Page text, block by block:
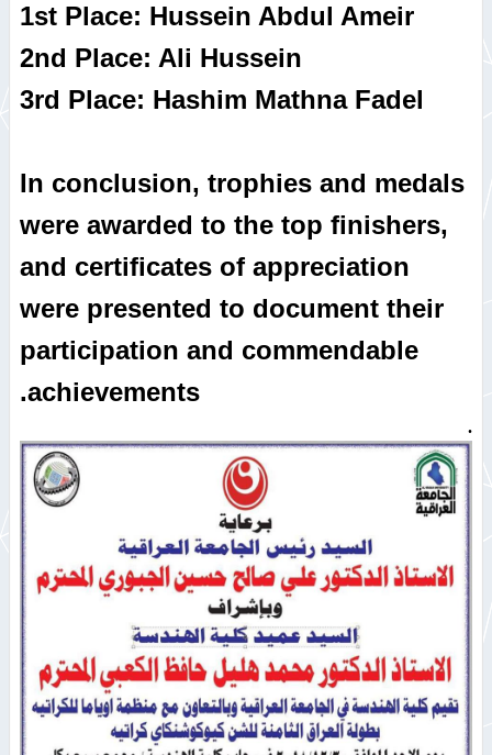
1st Place: Hussein Abdul Ameir
2nd Place: Ali Hussein
3rd Place: Hashim Mathna Fadel
In conclusion, trophies and medals
were awarded to the top finishers,
and certificates of appreciation
were presented to document their
participation and commendable
achievements.
.